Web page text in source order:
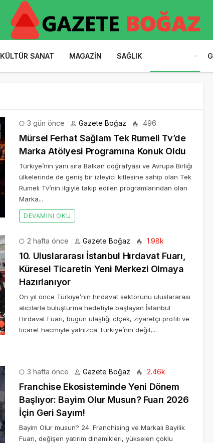
KÜLTÜR SANAT MAGAZIN SAĞLIK
3 gün önce Gazete Boğaz 496
Mürsel Ferhat Sağlam Tek Rumeli Tv’de
Marka Atölyesi Programına Konuk Oldu
Türkiye’nin yanı sıra Balkan coğrafyası ve Avrupa Birliği
ülkelerinde de geniş bir izleyici kitlesine sahip olan Tek
Rumeli Tv’nin ilgiyle takip edilen programlarından olan
Marka...
DEVAMINI OKU
2 hafta önce Gazete Boğaz 1.98k
10. Uluslararası İstanbul Hırdavat Fuarı,
Küresel Ticaretin Yeni Merkezi Olmaya
Hazırlanıyor
On yıl önce Türkiye’nin hırdavat sektörünü uluslararası
alıcılarla buluşturma hedefiyle başlayan İstanbul
Hırdavat Fuarı, bugün ulaştığı ölçek, ziyaretçi profili ve
ticaret hacmiyle yalnızca Türkiye’nin değil,...
3 hafta önce Gazete Boğaz 2.46k
Franchise Ekosisteminde Yeni Dönem
Başlıyor: Bayim Olur Musun? Fuarı 2026
İçin Geri Sayım!
Bayim Olur musun? 24. Franchising ve Markalı Bayilik
Fuarı, değişen yatırım dinamikleri, yükselen çoklu